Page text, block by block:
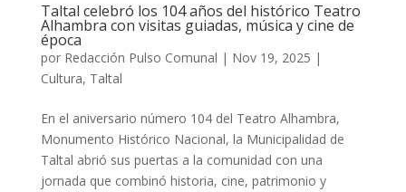
Taltal celebró los 104 años del histórico Teatro
Alhambra con visitas guiadas, música y cine de
época
por Redacción Pulso Comunal | Nov 19, 2025 |
Cultura, Taltal
En el aniversario número 104 del Teatro Alhambra,
Monumento Histórico Nacional, la Municipalidad de
Taltal abrió sus puertas a la comunidad con una
jornada que combinó historia, cine, patrimonio y